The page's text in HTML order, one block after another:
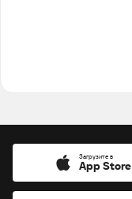
Загрузите в
App Store